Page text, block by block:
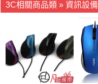
3C相關商品類 » 資訊設